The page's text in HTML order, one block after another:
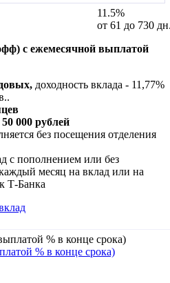
11.5%
от 61 до 730
с ежемесячной выплатой
доходность вклада - 11,77%
50 000 рублей
без посещения отделения
с пополнением или без
месяц на вклад или на
Т-Банка
% в конце срока)